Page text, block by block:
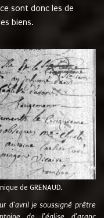
sont donc les de
biens.
de GRENAUD.
d'avril je soussigné prêtre